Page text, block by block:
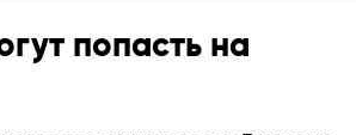
попасть на